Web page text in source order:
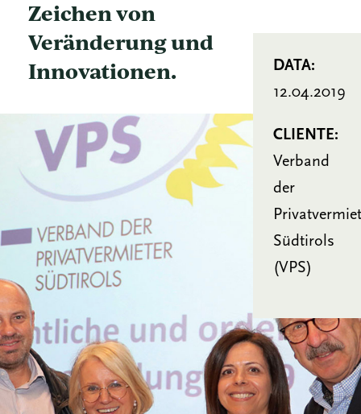
Zeichen von
Veränderung und
Innovationen.
DATA:
12.04.2019
CLIENTE:
Verband
der
Südtirols
(VPS)